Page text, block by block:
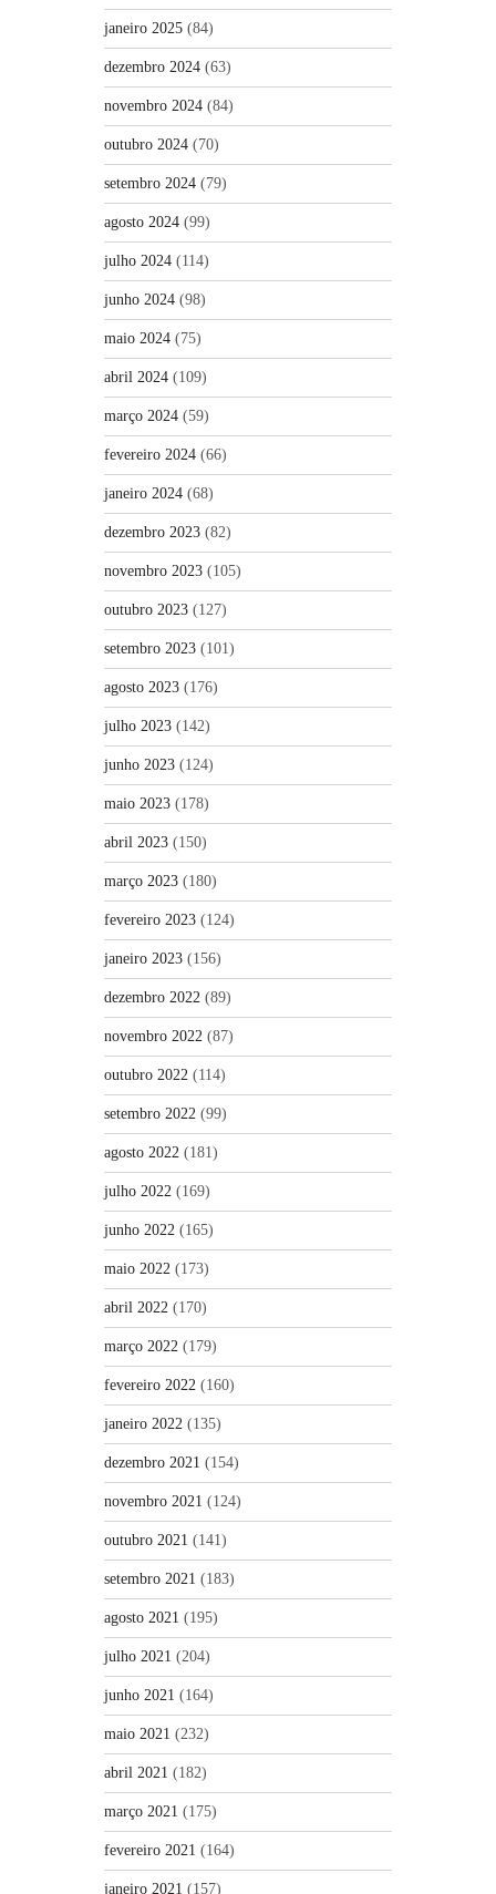
janeiro 2025 (84)
dezembro 2024 (63)
novembro 2024 (84)
outubro 2024 (70)
setembro 2024 (79)
agosto 2024 (99)
julho 2024 (114)
junho 2024 (98)
maio 2024 (75)
abril 2024 (109)
março 2024 (59)
fevereiro 2024 (66)
janeiro 2024 (68)
dezembro 2023 (82)
novembro 2023 (105)
outubro 2023 (127)
setembro 2023 (101)
agosto 2023 (176)
julho 2023 (142)
junho 2023 (124)
maio 2023 (178)
abril 2023 (150)
março 2023 (180)
fevereiro 2023 (124)
janeiro 2023 (156)
dezembro 2022 (89)
novembro 2022 (87)
outubro 2022 (114)
setembro 2022 (99)
agosto 2022 (181)
julho 2022 (169)
junho 2022 (165)
maio 2022 (173)
abril 2022 (170)
março 2022 (179)
fevereiro 2022 (160)
janeiro 2022 (135)
dezembro 2021 (154)
novembro 2021 (124)
outubro 2021 (141)
setembro 2021 (183)
agosto 2021 (195)
julho 2021 (204)
junho 2021 (164)
maio 2021 (232)
abril 2021 (182)
março 2021 (175)
fevereiro 2021 (164)
janeiro 2021 (157)